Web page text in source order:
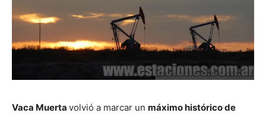
Vaca Muerta volvió a marcar un máximo histórico de